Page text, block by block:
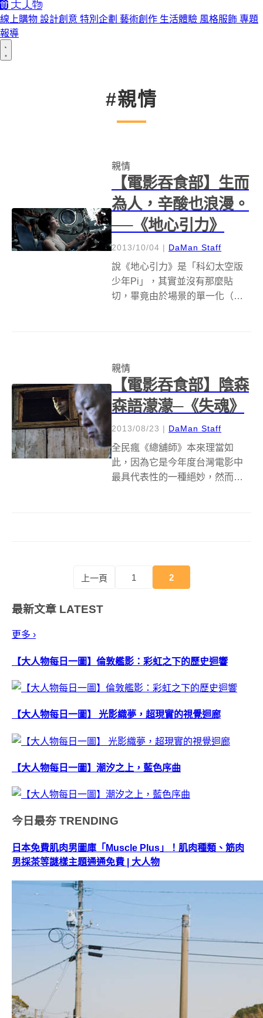
線上購物 設計創意 特別企劃 藝術創作 生活體驗 風格服飾 專題
報導
#親情
親情
【電影吞食部】生而
為人，辛酸也浪漫。
──《地心引力》
2013/10/04 | DaMan Staff
說《地心引力》是「科幻太空版
少年Pi」，其實並沒有那麼貼
切，畢竟由於場景的單一化（宇
西哥三傑」之一的艾方索柯朗。
記得哈利波特系列...
親情
【電影吞食部】陰森
森語濛濛─《失魂》
2013/08/23 | DaMan Staff
全民瘋《總舖師》本來理當如
此，因為它是今年度台灣電影中
最具代表性的一種絕妙，然而
歡笑，也應該試著分享...
上一頁
1 2
最新文章 LATEST
更多 ›
【大人物每日一圖】倫敦艦影：彩虹之下的歷史迴響
【大人物每日一圖】 光影織夢，超現實的視覺迴廊
【大人物每日一圖】潮汐之上，藍色序曲
今日最夯 TRENDING
日本免費肌肉男圖庫「Muscle Plus」！肌肉種類、筋肉
男採茶等謎樣主題通通免費 | 大人物